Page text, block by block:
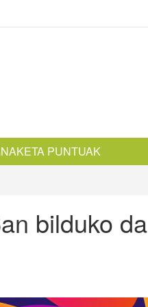
PUNTUAK
bilduko da